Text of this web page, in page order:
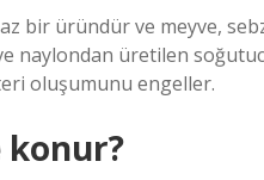
bir üründür ve meyve,
naylondan üretilen
oluşumunu engeller.
konur?